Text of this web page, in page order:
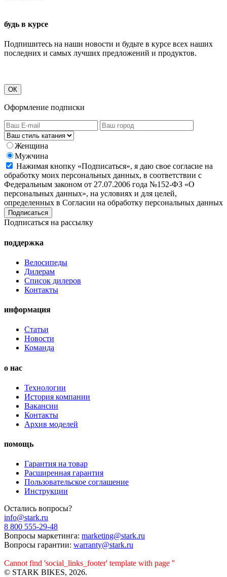
будь в курсе
Подпишитесь на наши новости и будьте в курсе всех наших
последних и самых лучших предложений и продуктов.
ОК
Оформление подписки
Женщина
Мужчина
Нажимая кнопку «Подписаться», я даю свое согласие на
обработку моих персональных данных, в соответствии с
Федеральным законом от 27.07.2006 года №152-ФЗ «О
персональных данных», на условиях и для целей,
определенных в Согласии на обработку персональных данных
Подписаться на рассылку
поддержка
Велосипеды
Дилерам
Список дилеров
Контакты
информация
Статьи
Новости
Команда
о нас
Технологии
История компании
Вакансии
Контакты
Архив моделей
помощь
Гарантия на товар
Расширенная гарантия
Пользовательское соглашение
Инструкции
Остались вопросы?
info@stark.ru
8 800 555-29-48
Вопросы маркетинга: marketing@stark.ru
Вопросы гарантии: warranty@stark.ru
Cannot find 'social_links_footer' template with page ''
© STARK BIKES, 2026.